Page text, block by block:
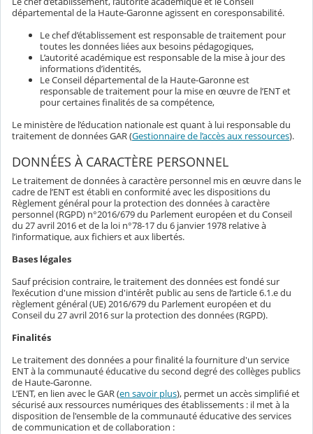
départemental de la Haute-Garonne agissent en coresponsabilité.
Le chef d’établissement est responsable de traitement pour
toutes les données liées aux besoins pédagogiques,
L’autorité académique est responsable de la mise à jour des
informations d’identités,
Le Conseil départemental de la Haute-Garonne est
responsable de traitement pour la mise en œuvre de l’ENT et
pour certaines finalités de sa compétence,
Le ministère de l’éducation nationale est quant à lui responsable du
traitement de données GAR (Gestionnaire de l’accès aux ressources).
DONNÉES À CARACTÈRE PERSONNEL
Le traitement de données à caractère personnel mis en œuvre dans le
cadre de l’ENT est établi en conformité avec les dispositions du
Règlement général pour la protection des données à caractère
personnel (RGPD) n°2016/679 du Parlement européen et du Conseil
du 27 avril 2016 et de la loi n°78-17 du 6 janvier 1978 relative à
l’informatique, aux fichiers et aux libertés.
Bases légales
Sauf précision contraire, le traitement des données est fondé sur
l’exécution d'une mission d'intérêt public au sens de l’article 6.1.e du
règlement général (UE) 2016/679 du Parlement européen et du
Conseil du 27 avril 2016 sur la protection des données (RGPD).
Finalités
Le traitement des données a pour finalité la fourniture d'un service
ENT à la communauté éducative du second degré des collèges publics
de Haute-Garonne.
L’ENT, en lien avec le GAR (en savoir plus), permet un accès simplifié et
sécurisé aux ressources numériques des établissements : il met à la
disposition de l'ensemble de la communauté éducative des services
de communication et de collaboration :